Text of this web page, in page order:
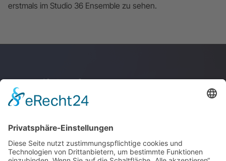
erstmals im Studio 36 Ensemble zu sehen.
Anschrift & Anfahrt
Junge Akademie
Kupferstraße 36
70565 Stuttgart